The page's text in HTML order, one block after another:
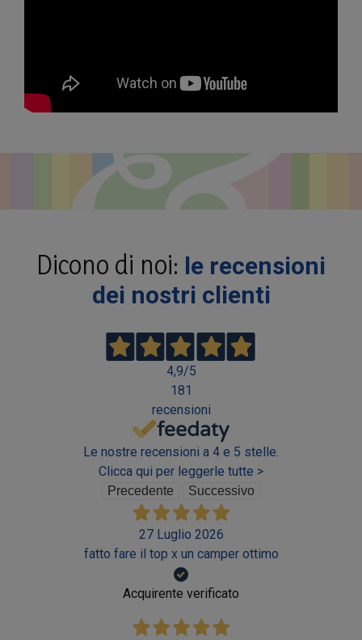
Dicono di noi: le recensioni
dei nostri clienti
4,9/5
181
recensioni
Le nostre recensioni a 4 e 5 stelle.
Clicca qui per leggerle tutte >
Precedente Successivo
27 Luglio 2026
fatto fare il top x un camper ottimo
Acquirente verificato